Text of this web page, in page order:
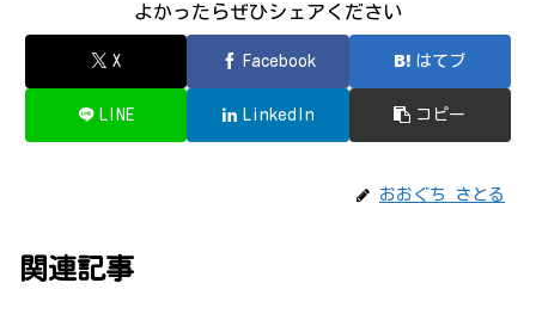
よかったらぜひシェアください
X Facebook はてブ
LINE LinkedIn コピー
おおぐち さとる
関連記事